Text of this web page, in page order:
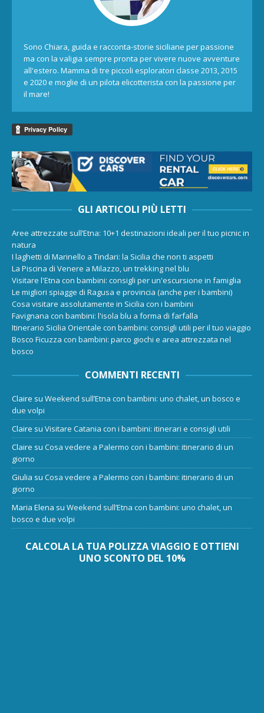
Sono Chiara, guida e racconta-storie siciliane per passione
ma con la valigia sempre pronta per vivere nuove avventure
all'estero. Mamma di tre piccoli esploratori classe 2013, 2015
e 2020 e moglie di un pilota elicotterista con la passione per
il mare!
GLI ARTICOLI PIÙ LETTI
Aree attrezzate sull’Etna: 10+1 destinazioni ideali per il tuo picnic in
natura
I laghetti di Marinello a Tindari: la Sicilia che non ti aspetti
La Piscina di Venere a Milazzo, un trekking nel blu
Visitare l'Etna con bambini: consigli per un'escursione in famiglia
Le migliori spiagge di Ragusa e provincia (anche per i bambini)
Cosa visitare assolutamente in Sicilia con i bambini
Favignana con bambini: l'isola blu a forma di farfalla
Itinerario Sicilia Orientale con bambini: consigli utili per il tuo viaggio
Bosco Ficuzza con bambini: parco giochi e area attrezzata nel
bosco
COMMENTI RECENTI
Claire su Weekend sull’Etna con bambini: uno chalet, un bosco e
due volpi
Claire su Visitare Catania con i bambini: itinerari e consigli utili
Claire su Cosa vedere a Palermo con i bambini: itinerario di un
giorno
Giulia su Cosa vedere a Palermo con i bambini: itinerario di un
giorno
Maria Elena su Weekend sull’Etna con bambini: uno chalet, un
bosco e due volpi
CALCOLA LA TUA POLIZZA VIAGGIO E OTTIENI
UNO SCONTO DEL 10%